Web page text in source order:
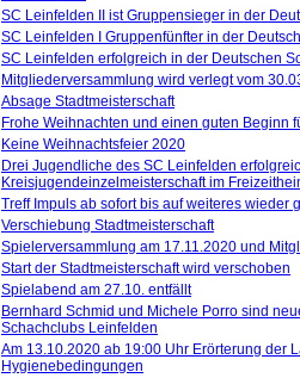
SC Leinfelden II ist Gruppensieger in der
SC Leinfelden I Gruppenfünfter in der
SC Leinfelden erfolgreich in der Deutschen
Mitgliederversammlung wird verlegt vom
Absage Stadtmeisterschaft
Frohe Weihnachten und einen guten Beginn
Keine Weihnachtsfeier 2020
Drei Jugendliche des SC Leinfelden
Kreisjugendeinzelmeisterschaft im
Treff Impuls ab sofort bis auf weiteres wieder
Verschiebung Stadtmeisterschaft
Spielerversammlung am 17.11.2020 und
Start der Stadtmeisterschaft wird verschoben
Spielabend am 27.10. entfällt
Bernhard Schmid und Michele Porro sind
Schachclubs Leinfelden
Am 13.10.2020 ab 19:00 Uhr Erörterung der
Hygienebedingungen